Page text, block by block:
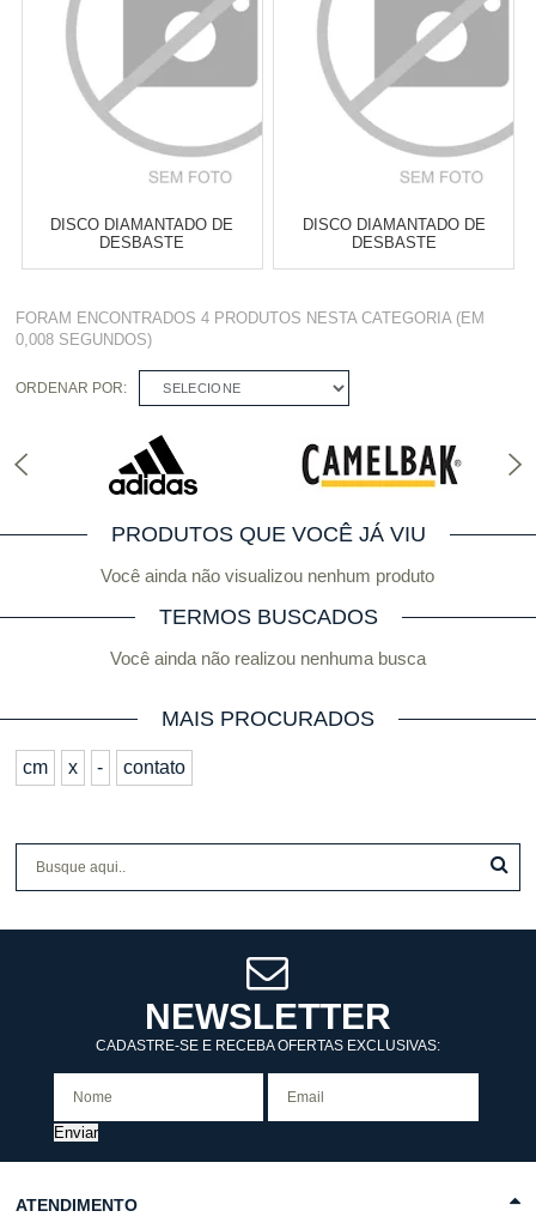
COMPRAR COMPRAR
DISCO DIAMANTADO DE
DESBASTE
Varejo: R$ 4.050,70
Atacado: R$ 2.550,90
10 x de R$ 255,09
Cat:DDD
DISCO DIAMANTADO DE
DESBASTE
Varejo: R$ 4.050,70
10
FORAM ENCONTRADOS4 PRODUTOS NESTA CATEGORIA (EM
0,008 SEGUNDOS)
ORDENAR POR: SELECIONE
PRODUTOS QUE VOCÊ JÁ VIU
Você ainda não visualizou nenhum produto
TERMOS BUSCADOS
Você ainda não realizou nenhuma busca
MAIS PROCURADOS
cm x - contato
NEWSLETTER
CADASTRE-SE E RECEBA OFERTAS EXCLUSIVAS:
Enviar
ATENDIMENTO